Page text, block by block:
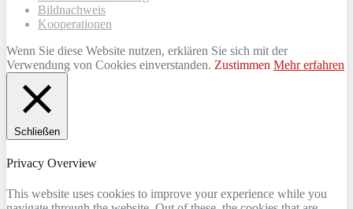
Bildnachweis
Kooperationen
Wenn Sie diese Website nutzen, erklären Sie sich mit der
Verwendung von Cookies einverstanden. Zustimmen Mehr erfahren
Schließen
Privacy Overview
This website uses cookies to improve your experience while you